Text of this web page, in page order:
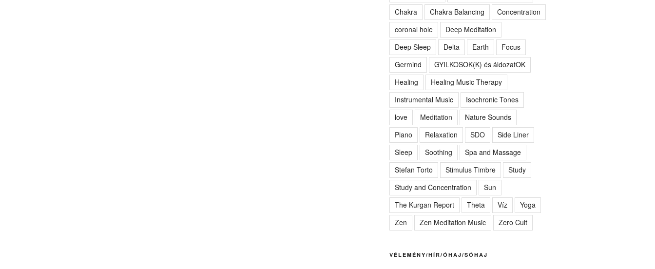
Chakra
Chakra Balancing
Concentration
coronal hole
Deep Meditation
Deep Sleep
Delta Earth
Focus
Germind
GYILKOSOK(K) és áldozatOK
Healing
Healing Music Therapy
Instrumental Music
Isochronic Tones
love
Meditation
Nature Sounds
Piano
Relaxation SDO
Side Liner
Sleep
Soothing
Spa and Massage
Stefan Torto
Stimulus Timbre
Study
Study and Concentration
Sun
The Kurgan Report
Theta Víz
Yoga
Zen
Zen Meditation Music Zero Cult
VÉLEMÉNY/HÍR/ÓHAJ/SÓHAJ